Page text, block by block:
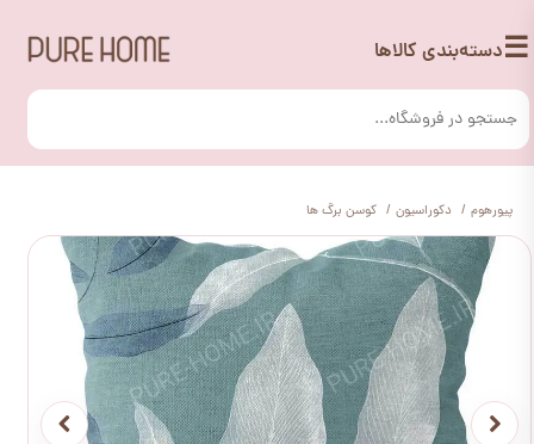
☰دسته‌بندی کالاها
پیورهوم دکوراسیون کوسن برگ ها